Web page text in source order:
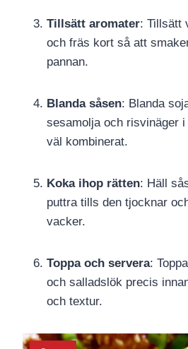
Tillsätt aromater: Tillsätt
och fräs kort så att
pannan.
Blanda såsen: Blanda
sesamolja och risvinäger
väl kombinerat.
Koka ihop rätten: Häll
puttra tills den tjocknar
vacker.
Toppa och servera:
och salladslök precis
och textur.